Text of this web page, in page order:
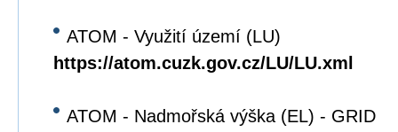
ATOM - Využití území (LU)
https://atom.cuzk.gov.cz/LU/LU.xml
ATOM - Nadmořská výška (EL) - GRID